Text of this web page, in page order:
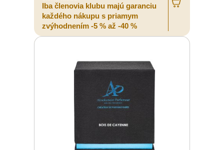
Iba členovia klubu majú garanciu
každého nákupu s priamym
zvýhodnením -5 % až -40 %